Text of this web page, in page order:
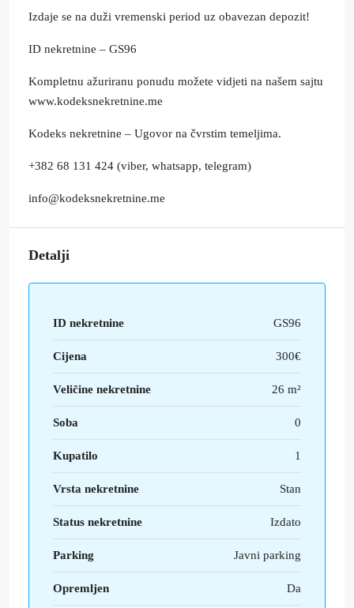
Izdaje se na duži vremenski period uz obavezan depozit!
ID nekretnine – GS96
Kompletnu ažuriranu ponudu možete vidjeti na našem sajtu
www.kodeksnekretnine.me
Kodeks nekretnine – Ugovor na čvrstim temeljima.
+382 68 131 424 (viber, whatsapp, telegram)
info@kodeksnekretnine.me
Detalji
ID nekretnine GS96
Cijena 300€
Veličine nekretnine 26 m²
Soba 0
Kupatilo 1
Vrsta nekretnine Stan
Status nekretnine Izdato
Parking Javni parking
Opremljen Da